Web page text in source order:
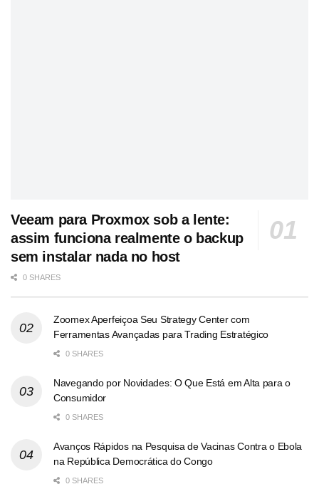
Veeam para Proxmox sob a lente:
assim funciona realmente o backup
sem instalar nada no host
0 SHARES
Zoomex Aperfeiçoa Seu Strategy Center com
Ferramentas Avançadas para Trading Estratégico
0 SHARES
Navegando por Novidades: O Que Está em Alta para o
Consumidor
0 SHARES
Avanços Rápidos na Pesquisa de Vacinas Contra o Ebola
na República Democrática do Congo
0 SHARES